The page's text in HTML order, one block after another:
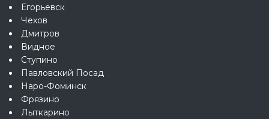
Егорьевск
Чехов
Дмитров
Видное
Ступино
Павловский Посад
Наро-Фоминск
Фрязино
Лыткарино